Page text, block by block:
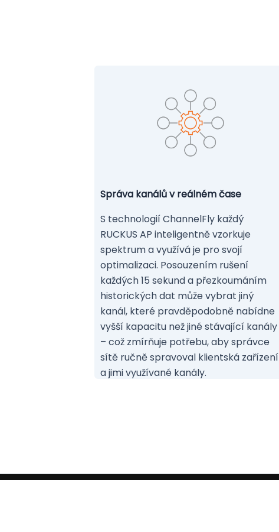
Správa kanálů v reálném čase
S technologií ChannelFly každý
RUCKUS AP inteligentně vzorkuje
spektrum a využívá je pro svojí
optimalizaci. Posouzením rušení
každých 15 sekund a přezkoumáním
historických dat může vybrat jiný
kanál, které pravděpodobně nabídne
vyšší kapacitu než jiné stávající kanály
– což zmírňuje potřebu, aby správce
sítě ručně spravoval klientská zařízení
a jimi využívané kanály.